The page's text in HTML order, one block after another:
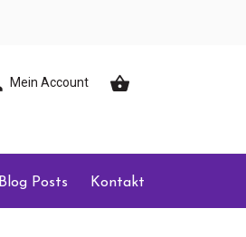
Mein Account
Blog Posts Kontakt